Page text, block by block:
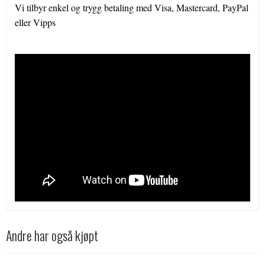
Vi tilbyr enkel og trygg betaling med Visa, Mastercard, PayPal
eller Vipps
Andre har også kjøpt